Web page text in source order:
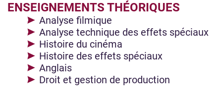
ENSEIGNEMENTS THÉORIQUES
Analyse filmique
Analyse technique des effets spéciaux
Histoire du cinéma
Histoire des effets spéciaux
Anglais
Droit et gestion de production